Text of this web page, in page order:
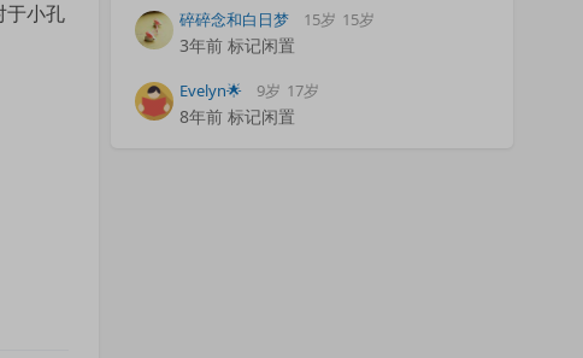
于小孔
碎碎念和白日梦 15岁 15岁
3年前 标记闲置
Evelyn🌟 9岁 17岁
8年前 标记闲置